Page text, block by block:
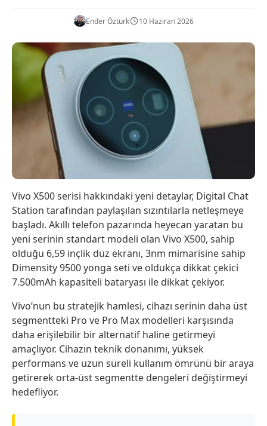
Ender Öztürk 10 Haziran 2026
Vivo X500 serisi hakkındaki yeni detaylar, Digital Chat
Station tarafından paylaşılan sızıntılarla netleşmeye
başladı. Akıllı telefon pazarında heyecan yaratan bu
yeni serinin standart modeli olan Vivo X500, sahip
olduğu 6,59 inçlik düz ekranı, 3nm mimarisine sahip
Dimensity 9500 yonga seti ve oldukça dikkat çekici
7.500mAh kapasiteli bataryası ile dikkat çekiyor.
Vivo’nun bu stratejik hamlesi, cihazı serinin daha üst
segmentteki Pro ve Pro Max modelleri karşısında
daha erişilebilir bir alternatif haline getirmeyi
amaçlıyor. Cihazın teknik donanımı, yüksek
performans ve uzun süreli kullanım ömrünü bir araya
getirerek orta-üst segmentte dengeleri değiştirmeyi
hedefliyor.